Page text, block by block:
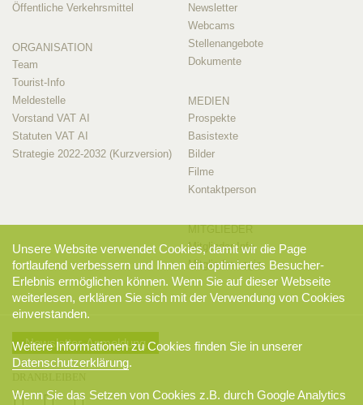
Öffentliche Verkehrsmittel
ORGANISATION
Team
Tourist-Info
Meldestelle
Vorstand VAT AI
Statuten VAT AI
Strategie 2022-2032 (Kurzversion)
Newsletter
Webcams
Stellenangebote
Dokumente
MEDIEN
Prospekte
Basistexte
Bilder
Filme
Kontaktperson
Mitglieder-Info
Mitglieder-Login
Newsletter-Anmeldung
Unsere Website verwendet Cookies, damit wir die Page
fortlaufend verbessern und Ihnen ein optimiertes Besucher-
Erlebnis ermöglichen können. Wenn Sie auf dieser Webseite
weiterlesen, erklären Sie sich mit der Verwendung von Cookies
einverstanden.
Weitere Informationen zu Cookies finden Sie in unserer
Datenschutzerklärung.
Wenn Sie das Setzen von Cookies z.B. durch Google Analytics